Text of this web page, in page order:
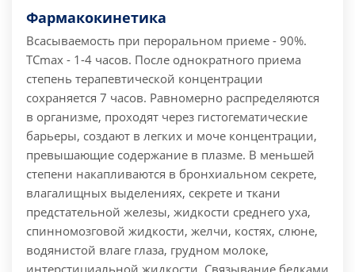
Фармакокинетика
Всасываемость при пероральном приеме - 90%.
ТСmax - 1-4 часов. После однократного приема
степень терапевтической концентрации
сохраняется 7 часов. Равномерно распределяются
в организме, проходят через гистогематические
барьеры, создают в легких и моче концентрации,
превышающие содержание в плазме. В меньшей
степени накапливаются в бронхиальном секрете,
влагалищных выделениях, секрете и ткани
предстательной железы, жидкости среднего уха,
спинномозговой жидкости, желчи, костях, слюне,
водянистой влаге глаза, грудном молоке,